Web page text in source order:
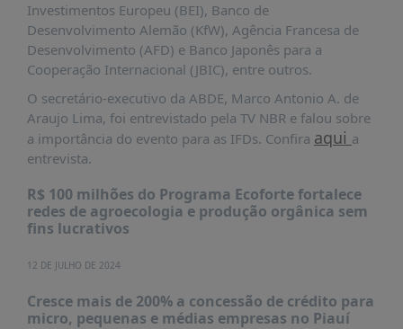
INFORMAÇÕES
CURSOS
E
EVENTOS
INSCRIÇÕES
MATERIAIS
PUBLICAÇÕES
REVISTA
ESTUDOS
Investimentos Europeu (BEI), Banco de
Desenvolvimento Alemão (KfW), Agência Francesa de
Desenvolvimento (AFD) e Banco Japonês para a
Cooperação Internacional (JBIC), entre outros.
O secretário-executivo da ABDE, Marco Antonio A. de
Araujo Lima, foi entrevistado pela TV NBR e falou sobre
a importância do evento para as IFDs. Confira aqui a
entrevista.
R$ 100 milhões do Programa Ecoforte fortalece
redes de agroecologia e produção orgânica sem
fins lucrativos
12 DE JULHO DE 2024
Cresce mais de 200% a concessão de crédito para
micro, pequenas e médias empresas no Piauí